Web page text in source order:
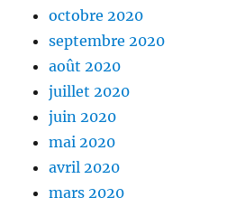
octobre 2020
septembre 2020
août 2020
juillet 2020
juin 2020
mai 2020
avril 2020
mars 2020